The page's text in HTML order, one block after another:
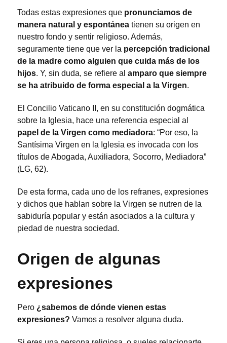
Todas estas expresiones que pronunciamos de
manera natural y espontánea tienen su origen en
nuestro fondo y sentir religioso. Además,
seguramente tiene que ver la percepción tradicional
de la madre como alguien que cuida más de los
hijos. Y, sin duda, se refiere al amparo que siempre
se ha atribuido de forma especial a la Virgen.
El Concilio Vaticano II, en su constitución dogmática
sobre la Iglesia, hace una referencia especial al
papel de la Virgen como mediadora: “Por eso, la
Santísima Virgen en la Iglesia es invocada con los
títulos de Abogada, Auxiliadora, Socorro, Mediadora”
(LG, 62).
De esta forma, cada uno de los refranes, expresiones
y dichos que hablan sobre la Virgen se nutren de la
sabiduría popular y están asociados a la cultura y
piedad de nuestra sociedad.
Origen de algunas
expresiones
Pero ¿sabemos de dónde vienen estas
expresiones? Vamos a resolver alguna duda.